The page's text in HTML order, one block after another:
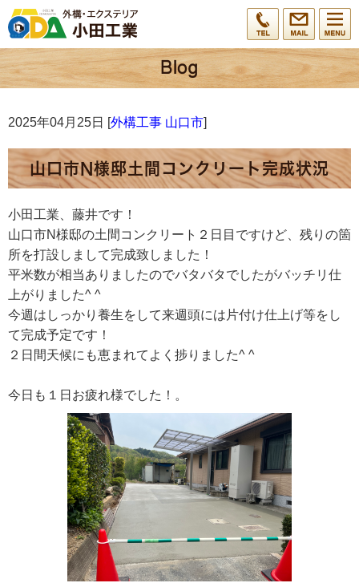
2025年04月25日 [外構工事 山口市]
山口市N様邸土間コンクリート完成状況
小田工業、藤井です！
山口市N様邸の土間コンクリート２日目ですけど、残りの箇
所を打設しまして完成致しました！
平米数が相当ありましたのでバタバタでしたがバッチリ仕
上がりました^ ^
今週はしっかり養生をして来週頭には片付け仕上げ等をし
て完成予定です！
２日間天候にも恵まれてよく捗りました^ ^
今日も１日お疲れ様でした！。